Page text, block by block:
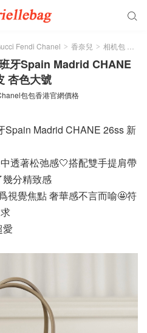

Fendi Chanel > 香奈兒 > 相机包 >
牙Spain Madrid CHANE
杏色大號
包包香港官網價格
Spain Madrid CHANE 26ss 新
透著松弛感🤍搭配雙手提肩帶
分精致感
視覺焦點 奢華感不言而喻🤩符
愛